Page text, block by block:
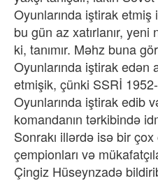
Oyunlarında iştirak etmiş
bu gün az xatırlanır,
ki, tanımır. Məhz buna
Oyunlarında iştirak edən
etmişik, çünki SSRİ
Oyunlarında iştirak edib
komandanın tərkibində
Sonrakı illərdə isə bir
çempionları və
Çingiz Hüseynzadə